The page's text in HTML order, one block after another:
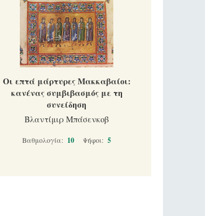
Οι επτά μάρτυρες Μακκαβαίοι:
κανένας συμβιβασμός με τη
συνείδηση
Βλαντίμιρ Μπάσενκοβ
Βαθμολογία: 10 Ψήφοι: 5